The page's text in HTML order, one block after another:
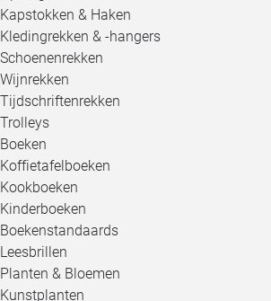
Kapstokken & Haken
Kledingrekken & -hangers
Schoenenrekken
Wijnrekken
Tijdschriftenrekken
Trolleys
Boeken
Koffietafelboeken
Kookboeken
Kinderboeken
Boekenstandaards
Leesbrillen
Planten & Bloemen
Kunstplanten